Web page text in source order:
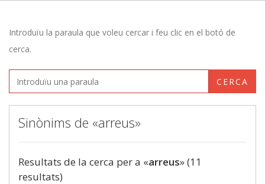
Introduïu la paraula que voleu cercar i feu clic en el botó de
cerca.
CERCA
Sinònims de «arreus»
Resultats de la cerca per a «arreus» (11
resultats)